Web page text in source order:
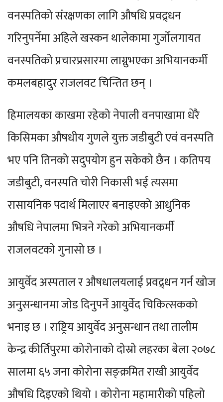
वनस्पतिको संरक्षणका लागि औषधि प्रवद्र्धन
गरिनुपर्नेमा अहिले खस्कन थालेकामा गुर्जोलगायत
वनस्पतिको प्रचारप्रसारमा लाग्नुभएका अभियानकर्मी
कमलबहादुर राजलवट चिन्तित छन् ।
हिमालयका काखमा रहेको नेपाली वनपाखामा धेरै
किसिमका औषधीय गुणले युक्त जडीबुटी एवं वनस्पति
भए पनि तिनको सदुपयोग हुन सकेको छैन । कतिपय
जडीबुटी, वनस्पति चोरी निकासी भई त्यसमा
रासायनिक पदार्थ मिलाएर बनाइएको आधुनिक
औषधि नेपालमा भित्रने गरेको अभियानकर्मी
राजलवटको गुनासो छ ।
आयुर्वेद अस्पताल र औषधालयलाई प्रवद्र्धन गर्न खोज
अनुसन्धानमा जोड दिनुपर्ने आयुर्वेद चिकित्सकको
भनाइ छ । राष्ट्रिय आयुर्वेद अनुसन्धान तथा तालीम
केन्द्र कीर्तिपुरमा कोरोनाको दोस्रो लहरका बेला २०७८
सालमा ६५ जना कोरोना सङ्क्रमित राखी आयुर्वेद
औषधि दिइएको थियो । कोरोना महामारीको पहिलो